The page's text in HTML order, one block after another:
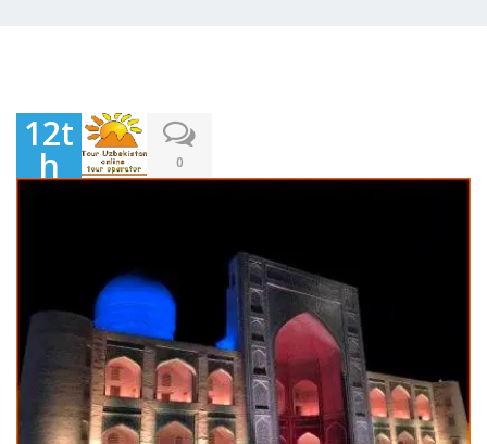
12t
h 0